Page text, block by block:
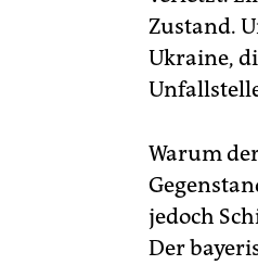
Zustand.
Ukraine,
Warum
jedoch
Der